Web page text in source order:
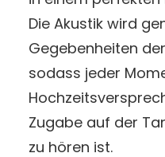
Die Akustik wird
Gegebenheiten
sodass jeder
Zugabe auf der
zu hören ist.